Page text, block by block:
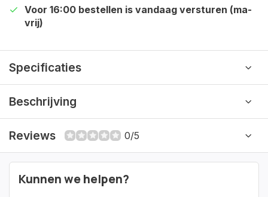
Voor 16:00 bestellen is vandaag versturen (ma-
vrij)
Specificaties
Beschrijving
Reviews 0/5
Kunnen we helpen?